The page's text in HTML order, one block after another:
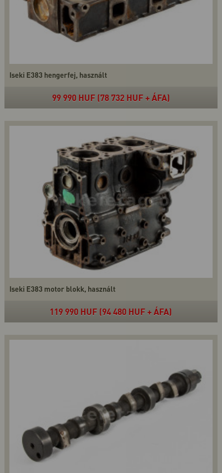
Iseki E383 hengerfej, használt
99 990 HUF (78 732 HUF + ÁFA)
Iseki E383 motor blokk, használt
119 990 HUF (94 480 HUF + ÁFA)